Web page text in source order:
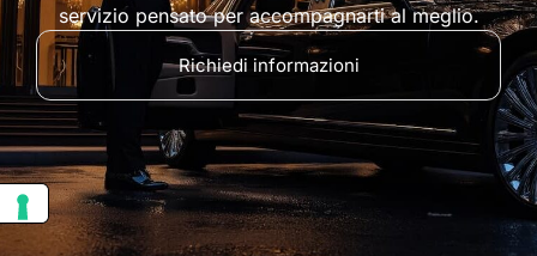
servizio pensato per accompagnarti al meglio.
Richiedi informazioni